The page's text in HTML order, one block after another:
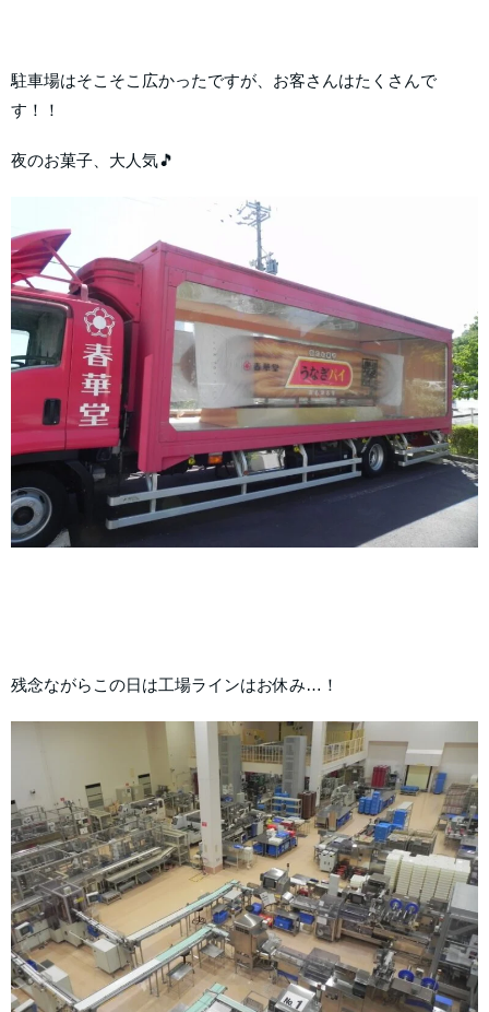
駐車場はそこそこ広かったですが、お客さんはたくさんで
す！！
夜のお菓子、大人気🎵
残念ながらこの日は工場ラインはお休み…！